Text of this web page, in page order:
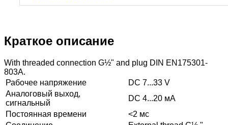
Краткое описание
With threaded connection G½" and plug DIN EN175301-
803A.
Рабочее напряжение
DC 7...33 V
Аналоговый выход,
сигнальный
DC 4...20 мA
Постоянная времени
<2 мс